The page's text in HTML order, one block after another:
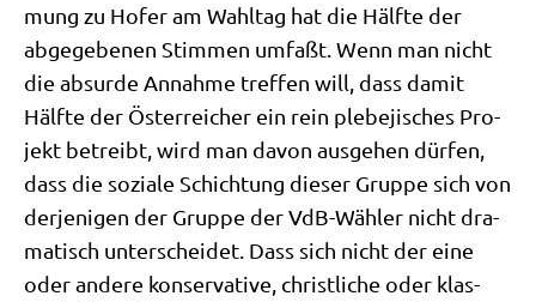
mung zu Hofer am Wahl­tag hat die Hälf­te der
abge­ge­be­nen Stim­men umfaßt. Wenn man nicht
die absur­de Annah­me tref­fen will, dass damit
Hälf­te der Öster­rei­cher ein rein ple­be­ji­sches Pro­
jekt betreibt, wird man davon aus­ge­hen dür­fen,
dass die sozia­le Schich­tung die­ser Grup­pe sich von
der­je­ni­gen der Grup­pe der VdB-Wäh­ler nicht dra­
ma­tisch unter­schei­det. Dass sich nicht der eine
oder ande­re kon­ser­va­ti­ve, christ­li­che oder klas­